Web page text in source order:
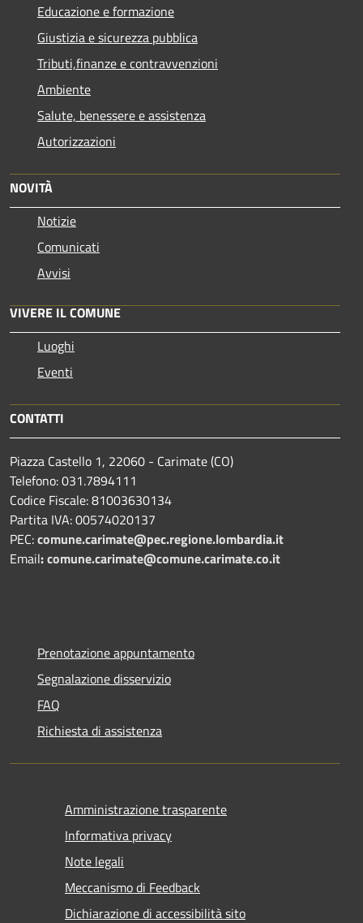
Educazione e formazione
Giustizia e sicurezza pubblica
Tributi,finanze e contravvenzioni
Ambiente
Salute, benessere e assistenza
Autorizzazioni
NOVITÀ
Notizie
Comunicati
Avvisi
VIVERE IL COMUNE
Luoghi
Eventi
CONTATTI
Piazza Castello 1, 22060 - Carimate (CO)
Telefono: 031.7894111
Codice Fiscale: 81003630134
Partita IVA: 00574020137
PEC:comune.carimate@pec.regione.lombardia.it
Email:comune.carimate@comune.carimate.co.it
Prenotazione appuntamento
Segnalazione disservizio
FAQ
Richiesta di assistenza
Amministrazione trasparente
Informativa privacy
Note legali
Meccanismo di Feedback
Dichiarazione di accessibilità sito